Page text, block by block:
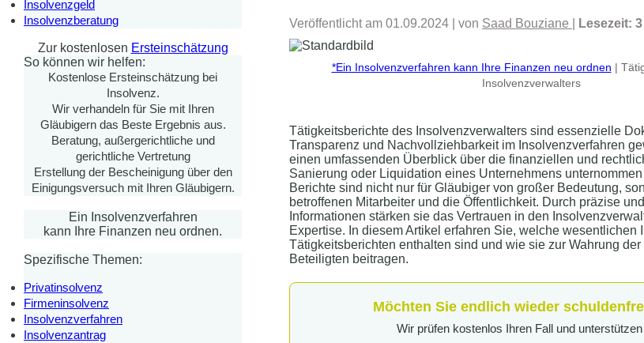
Insolvenzgeld
Insolvenzberatung
Zur kostenlosen Ersteinschätzung
So können wir helfen:
Kostenlose Ersteinschätzung bei
Insolvenz.
Wir verhandeln für Sie mit Ihren
Gläubigern das Beste Ergebnis aus.
Beratung, außergerichtliche und
gerichtliche Vertretung
Erstellung der Bescheinigung über den
Einigungsversuch mit Ihren Gläubigern.
Ein Insolvenzverfahren
kann Ihre Finanzen neu ordnen.
Spezifische Themen:
Privatinsolvenz
Firmeninsolvenz
Insolvenzverfahren
Insolvenzantrag
Veröffentlicht am 01.09.2024 | von Saad Bouziane Lesezeit:
*Ein Insolvenzverfahren kann Ihre Finanzen neu ordnen |
Insolvenzverwalters
Tätigkeitsberichte des Insolvenzverwalters sind essenzielle
Transparenz und Nachvollziehbarkeit im Insolvenzverfahren
einen umfassenden Überblick über die finanziellen und
Sanierung oder Liquidation eines Unternehmens
Berichte sind nicht nur für Gläubiger von großer Bedeutung,
betroffenen Mitarbeiter und die Öffentlichkeit. Durch präzise
Informationen stärken sie das Vertrauen in den
Expertise. In diesem Artikel erfahren Sie, welche wesentlichen
Tätigkeitsberichten enthalten sind und wie sie zur Wahrung
Beteiligten beitragen.
Möchten Sie endlich wieder
Wir prüfen kostenlos Ihren Fall und unterstützen